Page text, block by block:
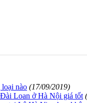
nào (17/09/2019)
Loan ở Hà Nội giá tốt